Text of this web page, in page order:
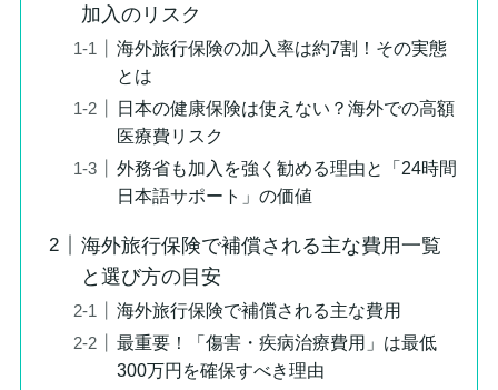
加入のリスク
海外旅行保険の加入率は約7割！その実態
とは
日本の健康保険は使えない？海外での高額
医療費リスク
外務省も加入を強く勧める理由と「24時間
日本語サポート」の価値
海外旅行保険で補償される主な費用一覧
と選び方の目安
海外旅行保険で補償される主な費用
最重要！「傷害・疾病治療費用」は最低
300万円を確保すべき理由